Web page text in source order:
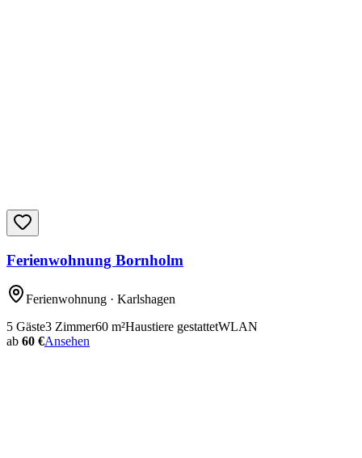
Ferienwohnung Bornholm
Ferienwohnung · Karlshagen
5 Gäste3 Zimmer60 m²Haustiere gestattetWLAN
ab 60 €Ansehen